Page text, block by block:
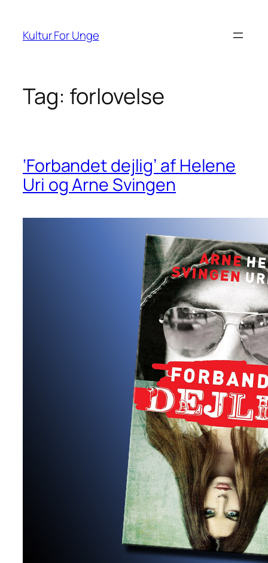
indhold
Kultur For Unge
Tag: forlovelse
‘Forbandet dejlig’ af Helene
Uri og Arne Svingen